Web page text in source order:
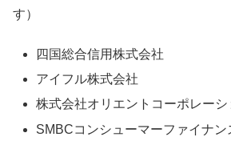
す）
四国総合信用株式会社
アイフル株式会社
株式会社オリエントコーポレーシ
SMBCコンシューマーファイナン